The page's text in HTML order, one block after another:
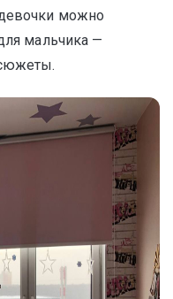
можно
мальчика —